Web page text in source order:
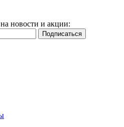
новости и акции: